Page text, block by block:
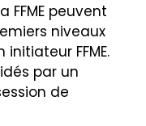
FFME peuvent
niveaux
FFME.
par un
de